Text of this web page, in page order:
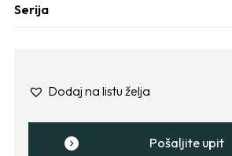
Serija
Dodaj na listu želja
Pošaljite upit